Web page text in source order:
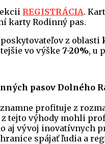
REGISTRÁCIA.
karty Rodinný pas.
z oblasti
vo výške 7-20%, u
pasov Dolného
profituje z
tejto výhody mohli
aj vývoj
spájať ľudia a